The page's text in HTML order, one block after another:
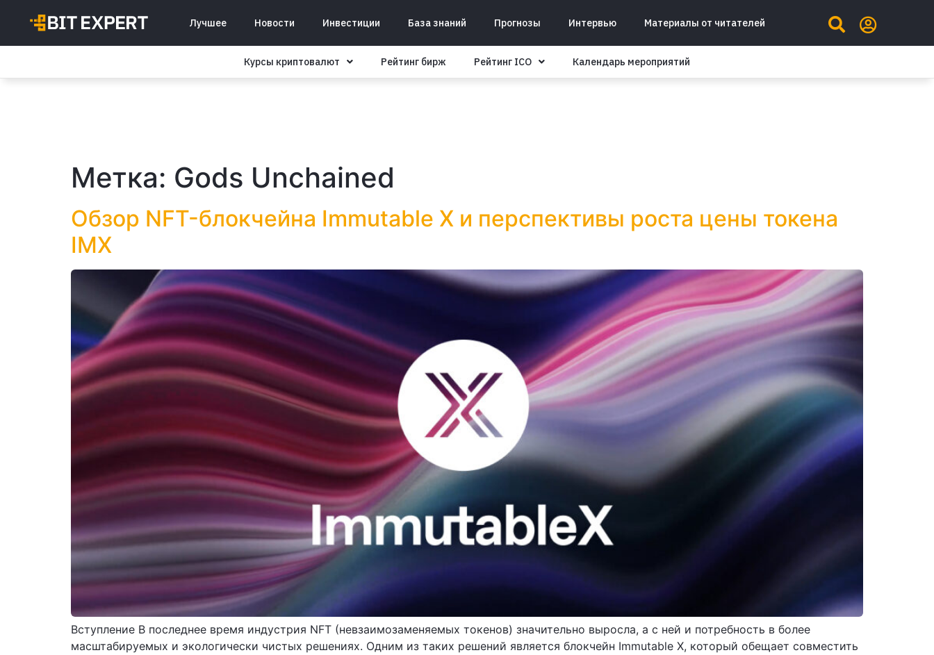
Лучшее Новости Инвестиции База знаний Прогнозы Интервью Материалы от читателей
Курсы криптовалют Рейтинг бирж Рейтинг ICO Календарь мероприятий
Метка: Gods Unchained
Обзор NFT-блокчейна Immutable X и перспективы роста цены токена
IMX
Вступление В последнее время индустрия NFT (невзаимозаменяемых токенов) значительно выросла, а с ней и потребность в более
масштабируемых и экологически чистых решениях. Одним из таких решений является блокчейн Immutable X, который обещает совместить